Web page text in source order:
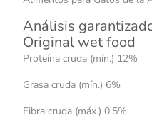
Análisis
Original wet food
Proteína cruda (mín.) 12%
Grasa cruda (mín.) 6%
Fibra cruda (máx.) 0.5%